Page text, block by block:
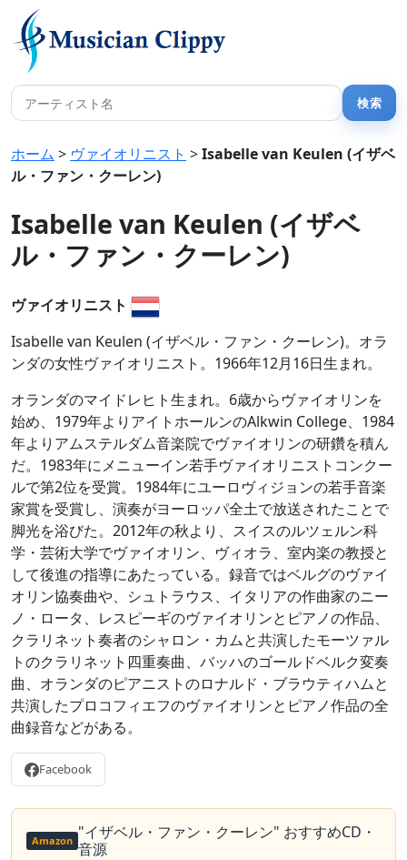
ホーム > ヴァイオリニスト >Isabelle van Keulen (イザベ
ル・ファン・クーレン)
Isabelle van Keulen (イザベ
ル・ファン・クーレン)
ヴァイオリニスト
Isabelle van Keulen (イザベル・ファン・クーレン)。オラ
ンダの女性ヴァイオリニスト。1966年12月16日生まれ。
オランダのマイドレヒト生まれ。6歳からヴァイオリンを
始め、1979年よりアイトホールンのAlkwin College、1984
年よりアムステルダム音楽院でヴァイオリンの研鑽を積ん
だ。1983年にメニューイン若手ヴァイオリニストコンクー
ルで第2位を受賞。1984年にユーロヴィジョンの若手音楽
家賞を受賞し、演奏がヨーロッパ全土で放送されたことで
脚光を浴びた。2012年の秋より、スイスのルツェルン科
学・芸術大学でヴァイオリン、ヴィオラ、室内楽の教授と
して後進の指導にあたっている。録音ではベルグのヴァイ
オリン協奏曲や、シュトラウス、イタリアの作曲家のニー
ノ・ロータ、レスピーギのヴァイオリンとピアノの作品、
クラリネット奏者のシャロン・カムと共演したモーツァル
トのクラリネット四重奏曲、バッハのゴールドベルク変奏
曲、オランダのピアニストのロナルド・ブラウティハムと
共演したプロコフィエフのヴァイオリンとピアノ作品の全
曲録音などがある。
Facebook
Amazon "イザベル・ファン・クーレン" おすすめCD・
音源